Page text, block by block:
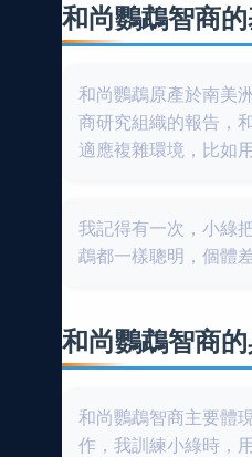
和尚鸚鵡智商
和尚鸚鵡原產於南美
商研究組織的報告，
適應複雜環境，比如
我記得有一次，小綠
鵡都一樣聰明，個體
和尚鸚鵡智商
和尚鸚鵡智商主要體
作，我訓練小綠時，